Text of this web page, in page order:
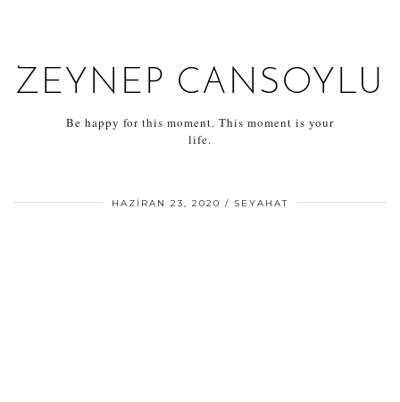
ZEYNEP CANSOYLU
Be happy for this moment. This moment is your
life.
HAZIRAN 23, 2020 SEYAHAT